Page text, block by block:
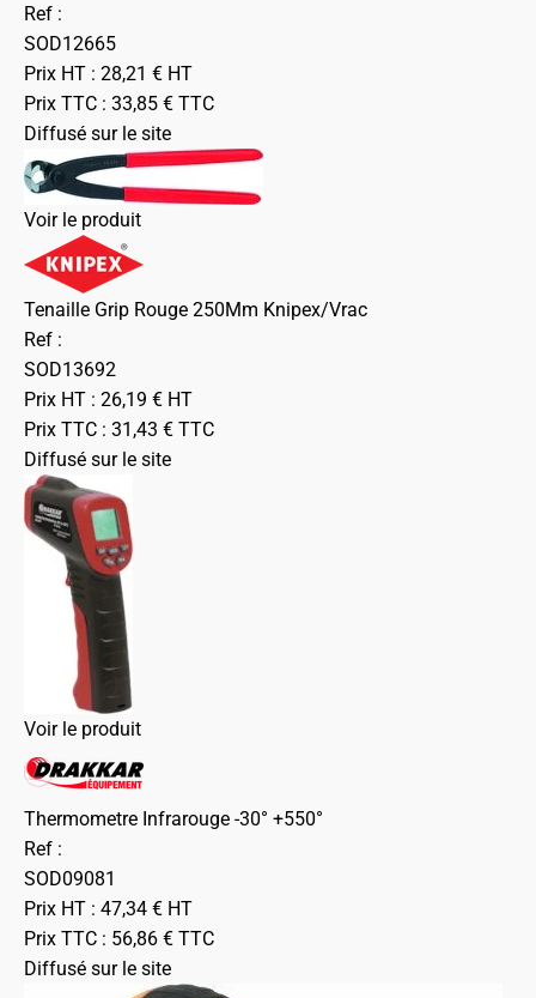
Ref :
SOD12665
Prix HT : 28,21 € HT
Prix TTC : 33,85 € TTC
Diffusé sur le site
Voir le produit
Tenaille Grip Rouge 250Mm Knipex/Vrac
Ref :
SOD13692
Prix HT : 26,19 € HT
Prix TTC : 31,43 € TTC
Diffusé sur le site
Voir le produit
Thermometre Infrarouge -30° +550°
Ref :
SOD09081
Prix HT : 47,34 € HT
Prix TTC : 56,86 € TTC
Diffusé sur le site